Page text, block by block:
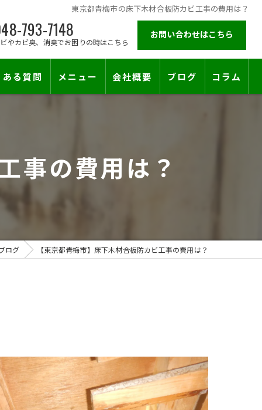
東京都青梅市の床下木材合板防カビ工事の費用は？
793-7148
やカビ臭、消臭でお困りの時はこちら
お問い合わせはこちら
ある質問 メニュー 会社概要 ブログ コラム
事の費用は？
ログ 【東京都青梅市】床下木材合板防カビ工事の費用は？